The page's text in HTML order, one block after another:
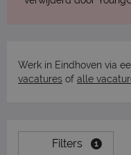
Werk in Eindhoven via
vacatures of alle
Filters 1